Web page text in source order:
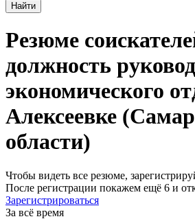
Найти
Резюме
должность
экономического
Алексеевке
области)
Чтобы видеть все резюме,
После регистрации покажем ещё 6 и
Зарегистрироваться
За всё время